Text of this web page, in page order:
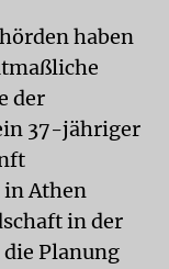
haben
der
37-jähriger
in Athen
in der
Planung